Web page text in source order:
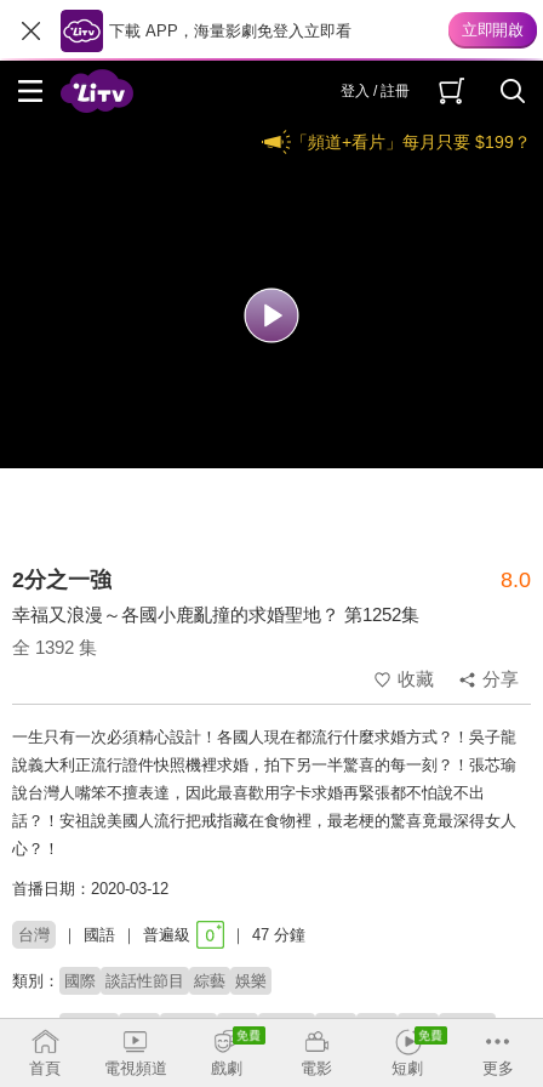
下載 APP，海量影劇免登入立即看
登入 / 註冊
「頻道+看片」每月只要 $199？
2分之一強 8.0
幸福又浪漫～各國小鹿亂撞的求婚聖地？ 第1252集
全 1392 集
收藏
分享
一生只有一次必須精心設計！各國人現在都流行什麼求婚方式？！吳子龍
說義大利正流行證件快照機裡求婚，拍下另一半驚喜的每一刻？！張芯瑜
說台灣人嘴笨不擅表達，因此最喜歡用字卡求婚再緊張都不怕說不出
話？！安祖說美國人流行把戒指藏在食物裡，最老梗的驚喜竟最深得女人
心？！
首播日期：2020-03-12
台灣 國語 普遍級 47 分鐘
類別： 國際 談話性節目 綜藝 娛樂
來賓： Paul 夢多 吳子龍 姜勳 喬修兒
主持： 梁赫群 小禎
首頁 電視頻道 戲劇 電影 短劇 更多